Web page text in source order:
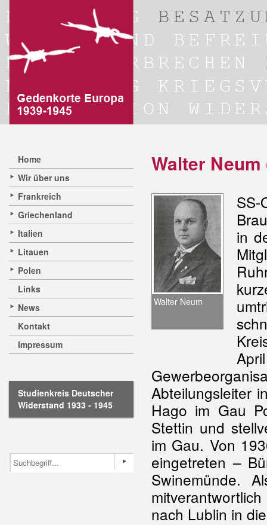
Home
Wir über uns
Frankreich
Griechenland
Italien
Litauen
Polen
Links
News
Kontakt
Impressum
Studienkreis Deutscher
Widerstand 1933 - 1945
Walter Neum
Walter Neum
SS-
in
Abteilungsleiter
Hago im Gau
Stettin und
im Gau. Von
eingetreten –
Swinemünde.
nach Lublin in